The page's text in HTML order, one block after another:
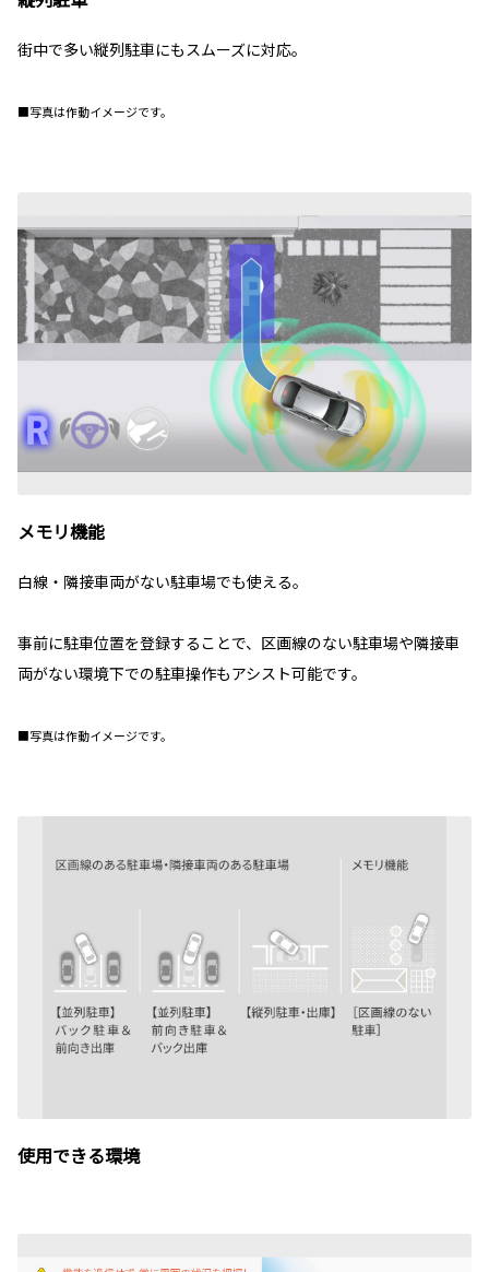
街中で多い縦列駐車にもスムーズに対応。
■写真は作動イメージです。
メモリ機能
白線・隣接車両がない駐車場でも使える。
事前に駐車位置を登録することで、区画線のない駐車場や隣接車
両がない環境下での駐車操作もアシスト可能です。
■写真は作動イメージです。
使用できる環境